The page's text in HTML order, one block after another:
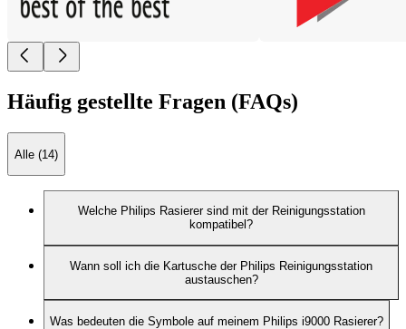
Häufig gestellte Fragen (FAQs)
Alle (14)
Welche Philips Rasierer sind mit der Reinigungsstation
kompatibel?
Wann soll ich die Kartusche der Philips Reinigungsstation
austauschen?
Was bedeuten die Symbole auf meinem Philips i9000 Rasierer?